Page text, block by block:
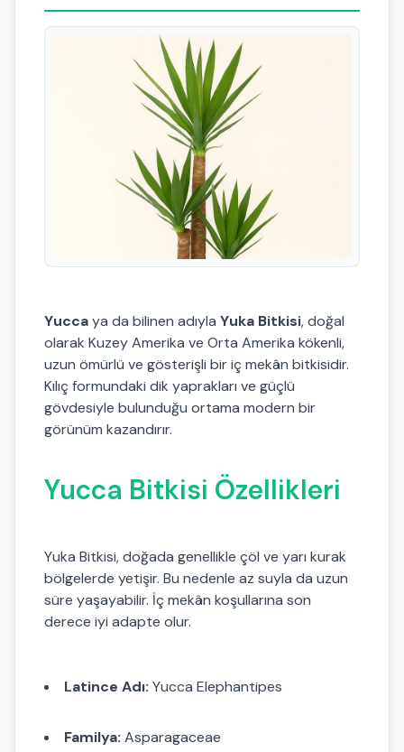
Yuccaya da bilinen adıyla Yuka Bitkisi, doğal
olarak Kuzey Amerika ve Orta Amerika kökenli,
uzun ömürlü ve gösterişli bir iç mekân bitkisidir.
Kılıç formundaki dik yaprakları ve güçlü
gövdesiyle bulunduğu ortama modern bir
görünüm kazandırır.
Yucca Bitkisi Özellikleri
Yuka Bitkisi, doğada genellikle çöl ve yarı kurak
bölgelerde yetişir. Bu nedenle az suyla da uzun
süre yaşayabilir. İç mekân koşullarına son
derece iyi adapte olur.
Latince Adı: Yucca Elephantipes
Familya: Asparagaceae